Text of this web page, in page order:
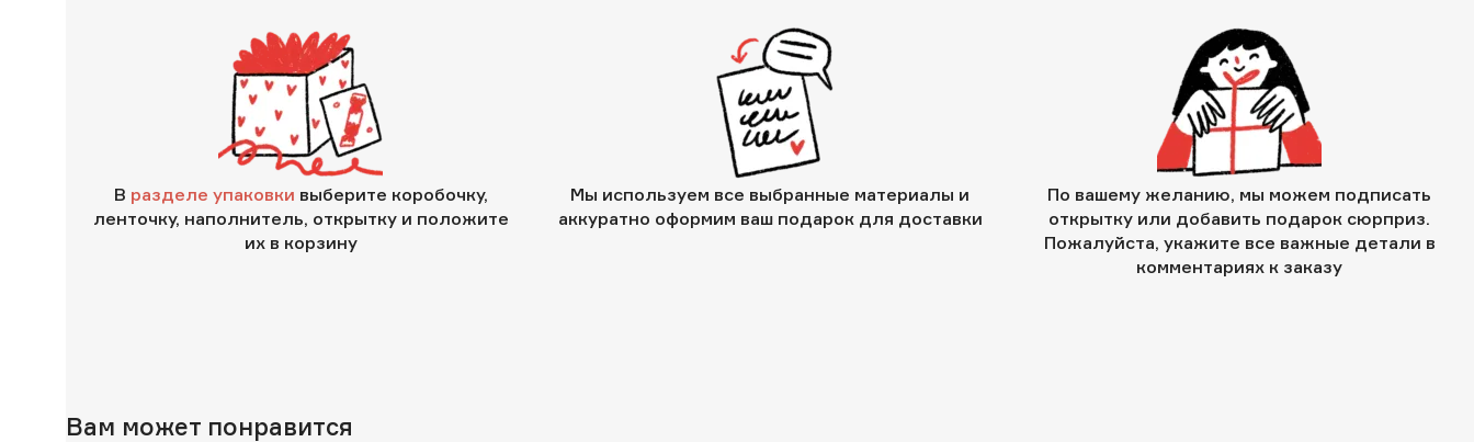
В разделе упаковки выберите коробочку,
ленточку, наполнитель, открытку и положите
их в корзину
Мы используем все выбранные материалы и
аккуратно оформим ваш подарок для доставки
По вашему желанию, мы можем подписать
открытку или добавить подарок сюрприз.
Пожалуйста, укажите все важные детали в
комментариях к заказу
Вам может понравится